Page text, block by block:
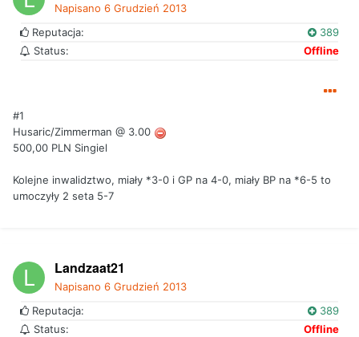
Napisano 6 Grudzień 2013
Reputacja:
389
Status:
Offline
#1
Husaric/Zimmerman @ 3.00
500,00 PLN Singiel
Kolejne inwalidztwo, miały *3-0 i GP na 4-0, miały BP na *6-5 to
umoczyły 2 seta 5-7
Landzaat21
Napisano 6 Grudzień 2013
Reputacja:
389
Status:
Offline